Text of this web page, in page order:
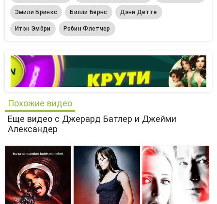
Эмили Бринкс Билли Бёрнс Дэни Детте
Итэн Эмбри Робин Флетчер
Похожие видео
Еще видео с Джерард Батлер и Джейми
Александер